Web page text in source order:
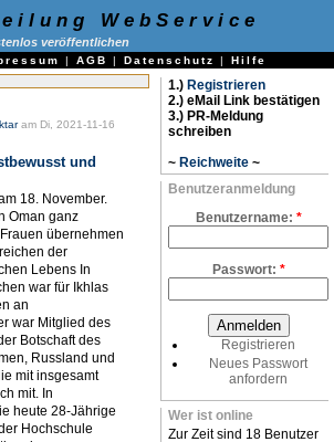
WebService
veröffentlichen
| AGB | Datenschutz | Hilfe
am Di, 2021-11-16
und
18. November.
Oman ganz
übernehmen
der
Lebens In
war für Ikhlas
an
war Mitglied des
Botschaft des
Russland und
mit insgesamt
mit. In
heute 28-Jährige
Hochschule
1.) Registrieren
2.) eMail Link bestätigen
3.) PR-Meldung
schreiben
~ Reichweite ~
Benutzeranmeldung
Benutzername: *
Passwort: *
Registrieren
Neues Passwort
anfordern
Wer ist online
Zur Zeit sind 18 Benutzer